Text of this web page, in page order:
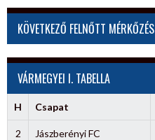
KÖVETKEZŐ FELNŐTT MÉRKŐZÉS
VÁRMEGYEI I. TABELLA
H Csapat
2 Jászberényi FC